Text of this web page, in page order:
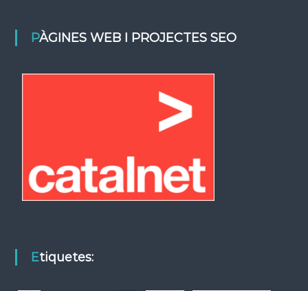
PÀGINES WEB I PROJECTES SEO
Etiquetes: